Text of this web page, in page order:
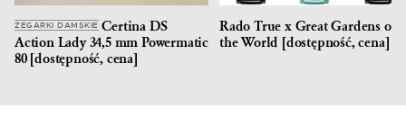
ZEGARKI DAMSKIECertina DS
Action Lady 34,5 mm Powermatic
80 [dostępność, cena]
Rado True x Great Gardens of
the World [dostępność, cena]